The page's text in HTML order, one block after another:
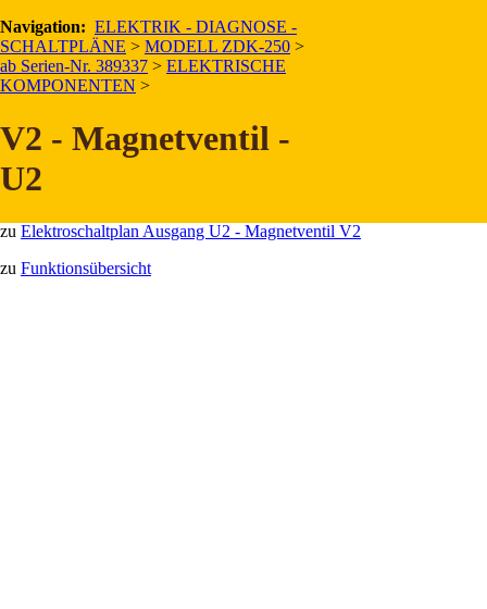
Navigation: ELEKTRIK - DIAGNOSE -
SCHALTPLÄNE > MODELL ZDK-250 >
ab Serien-Nr. 389337 > ELEKTRISCHE
KOMPONENTEN >
V2 - Magnetventil -
U2
Beschreibung und Anordnung
Magnetventil V2 - zuständig für dieFunktionen
"Senken" - ist am Ventilblock des Hydraulik-Aggregates angebracht.
Link:
zu Elektroschaltplan Ausgang U2 - Magnetventil V2
zu Funktionsübersicht